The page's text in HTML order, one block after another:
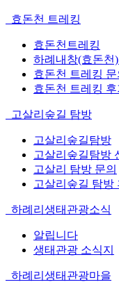
효돈천 트레킹
효돈천트레킹
하례내창(효돈천
효돈천 트레킹 문
효돈천 트레킹 후
고살리숲길 탐방
고살리숲길탐방
고살리숲길탐방
고살리 탐방 문의
고살리숲길 탐방
하례리생태관광소식
알립니다
생태관광 소식지
하례리생태관광마을